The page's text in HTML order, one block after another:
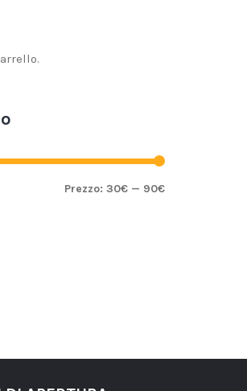
Prezzo: 30€ — 90€